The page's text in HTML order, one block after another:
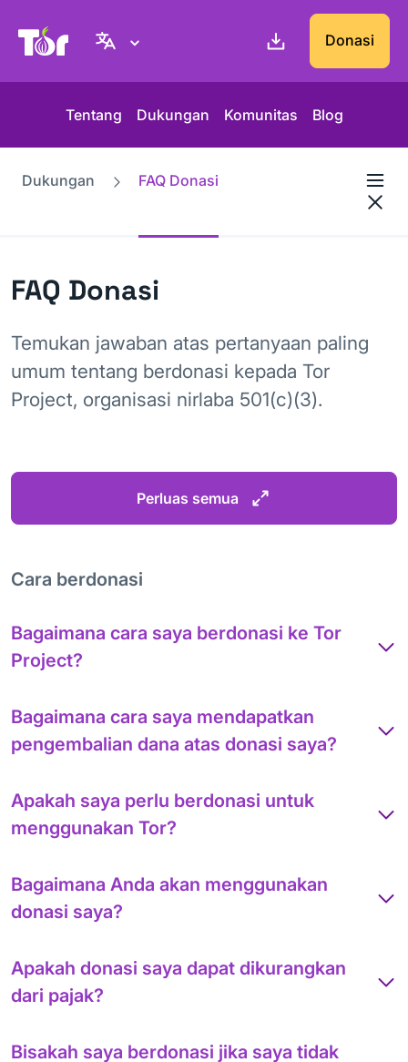
Situs web Tor Project Donasi
Tentang Dukungan Komunitas Blog
Dukungan FAQ Donasi
FAQ Donasi
Temukan jawaban atas pertanyaan paling
umum tentang berdonasi kepada Tor
Project, organisasi nirlaba 501(c)(3).
Perluas semua
Cara berdonasi
Bagaimana cara saya berdonasi ke Tor
Project?
Bagaimana cara saya mendapatkan
pengembalian dana atas donasi saya?
Apakah saya perlu berdonasi untuk
menggunakan Tor?
Bagaimana Anda akan menggunakan
donasi saya?
Apakah donasi saya dapat dikurangkan
dari pajak?
Bisakah saya berdonasi jika saya tidak